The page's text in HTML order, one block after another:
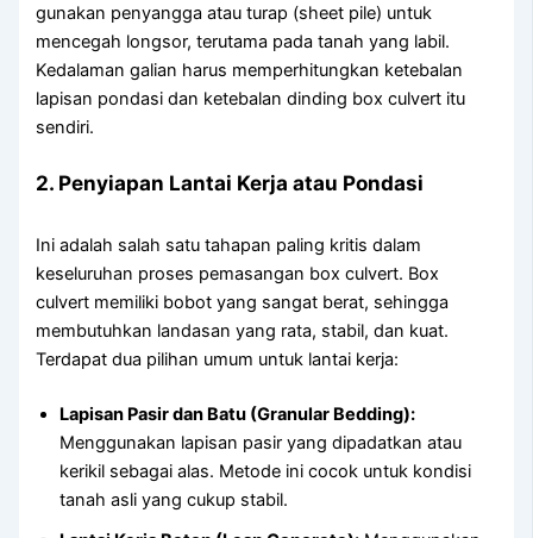
gunakan penyangga atau turap (sheet pile) untuk
mencegah longsor, terutama pada tanah yang labil.
Kedalaman galian harus memperhitungkan ketebalan
lapisan pondasi dan ketebalan dinding box culvert itu
sendiri.
2. Penyiapan Lantai Kerja atau Pondasi
Ini adalah salah satu tahapan paling kritis dalam
keseluruhan proses pemasangan box culvert. Box
culvert memiliki bobot yang sangat berat, sehingga
membutuhkan landasan yang rata, stabil, dan kuat.
Terdapat dua pilihan umum untuk lantai kerja:
Lapisan Pasir dan Batu (Granular Bedding):
Menggunakan lapisan pasir yang dipadatkan atau
kerikil sebagai alas. Metode ini cocok untuk kondisi
tanah asli yang cukup stabil.